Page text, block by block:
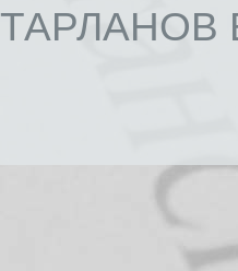
ТАРЛАНОВ